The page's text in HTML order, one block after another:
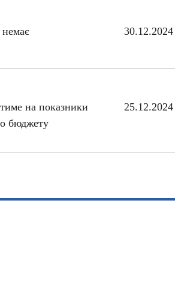
30.12.2024
на показники
бюджету
25.12.2024